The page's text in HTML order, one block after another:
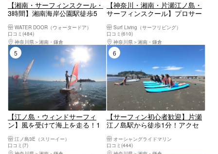
【湘南・サーフィンスクール・
3時間】湘南海岸公園駅徒歩5
初心者1回スクール！波乗りを
体験してみよう
WATER DOOR（ウォータードア）
口コミ(484)
神奈川県
湘南・鎌倉
【神奈川・湘南・片瀬江ノ島・
サーフィンスクール】プロサー
大人・親子大歓迎！！ 湘南の
海を満喫！！ 楽しいサーフィ
ンスクール！！
Surf Living（サーフリビング）
口コミ(610)
神奈川県
湘南・鎌倉
【江ノ島・ウィンドサーフィ
ン】風を受けて海上を走る！1
ンドサーフィン体験コース
江ノ島3E（スリーイー）
口コミ(7)
【サーフィン初心者歓迎】片瀬
江ノ島駅から徒歩1分！アクセ
ン体験！
オーシャングライドマリン
口コミ(444)